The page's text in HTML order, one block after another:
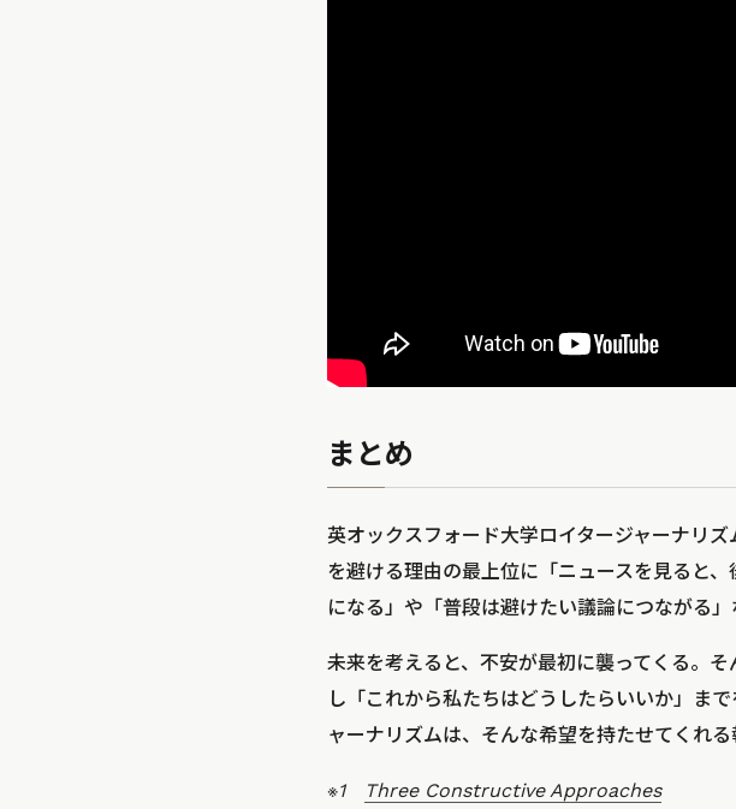
まとめ
英オックスフォード大学ロイタージャーナリ
を避ける理由の最上位に「ニュースを見ると
になる」や「普段は避けたい議論につながる」
未来を考えると、不安が最初に襲ってくる。
し「これから私たちはどうしたらいいか」ま
ャーナリズムは、そんな希望を持たせてくれる
※1
Three Constructive Approaches